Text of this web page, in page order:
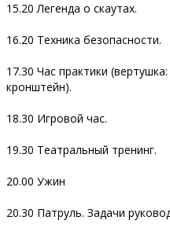
15.20 Легенда о скаутах.
16.20 Техника безопасности.
17.30 Час практики
кронштейн).
18.30 Игровой час.
19.30 Театральный тренинг.
20.00 Ужин
20.30 Патруль. Задачи